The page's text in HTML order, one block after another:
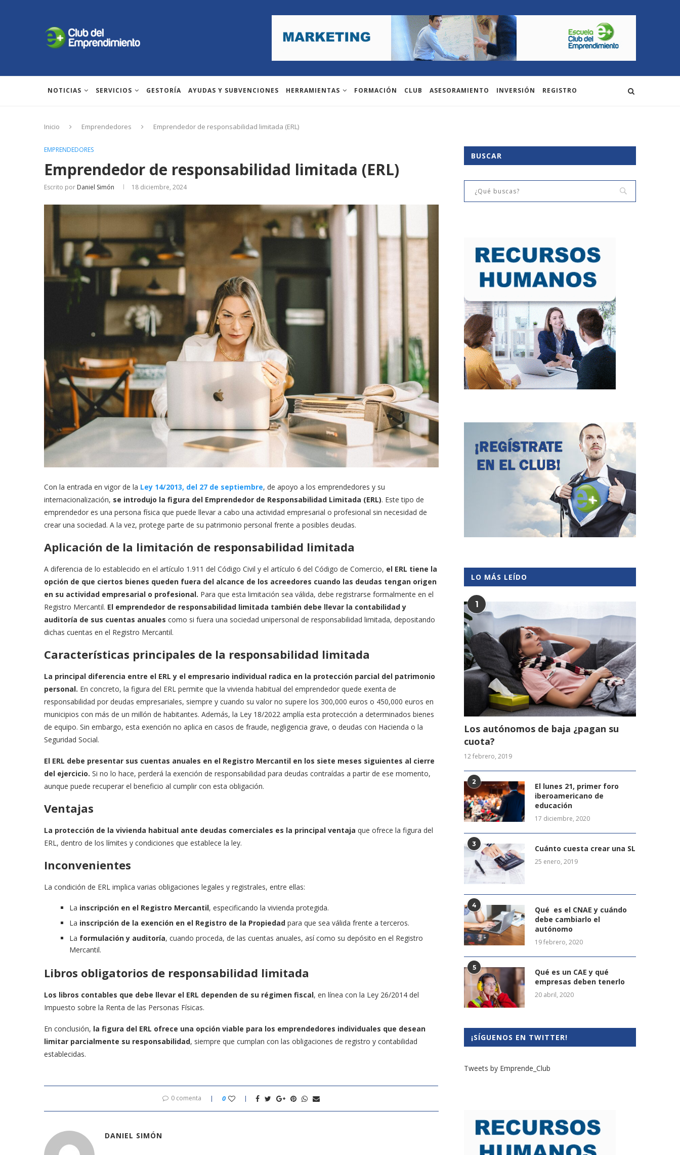
NOTICIAS SERVICIOS GESTORÍA AYUDAS Y SUBVENCIONES HERRAMIENTAS FORMACIÓN CLUB ASESORAMIENTO INVERSIÓN REGISTRO
Inicio Emprendedores Emprendedor de responsabilidad limitada (ERL)
EMPRENDEDORES
Emprendedor de responsabilidad limitada (ERL)
Escrito por Daniel Simón 18 diciembre, 2024
Con la entrada en vigor de la Ley 14/2013, del 27 de septiembre, de apoyo a los emprendedores y su
internacionalización, se introdujo la figura del Emprendedor de Responsabilidad Limitada (ERL). Este tipo de
emprendedor es una persona física que puede llevar a cabo una actividad empresarial o profesional sin necesidad de
crear una sociedad. A la vez, protege parte de su patrimonio personal frente a posibles deudas.
Aplicación de la limitación de responsabilidad limitada
A diferencia de lo establecido en el artículo 1.911 del Código Civil y el artículo 6 del Código de Comercio, el ERL tiene la
opción de que ciertos bienes queden fuera del alcance de los acreedores cuando las deudas tengan origen
en su actividad empresarial o profesional. Para que esta limitación sea válida, debe registrarse formalmente en el
Registro Mercantil. El emprendedor de responsabilidad limitada también debe llevar la contabilidad y
auditoría de sus cuentas anuales como si fuera una sociedad unipersonal de responsabilidad limitada, depositando
dichas cuentas en el Registro Mercantil.
Características principales de la responsabilidad limitada
La principal diferencia entre el ERL y el empresario individual radica en la protección parcial del patrimonio
personal. En concreto, la figura del ERL permite que la vivienda habitual del emprendedor quede exenta de
responsabilidad por deudas empresariales, siempre y cuando su valor no supere los 300,000 euros o 450,000 euros en
municipios con más de un millón de habitantes. Además, la Ley 18/2022 amplía esta protección a determinados bienes
de equipo. Sin embargo, esta exención no aplica en casos de fraude, negligencia grave, o deudas con Hacienda o la
Seguridad Social.
El ERL debe presentar sus cuentas anuales en el Registro Mercantil en los siete meses siguientes al cierre
del ejercicio. Si no lo hace, perderá la exención de responsabilidad para deudas contraídas a partir de ese momento,
aunque puede recuperar el beneficio al cumplir con esta obligación.
Ventajas
La protección de la vivienda habitual ante deudas comerciales es la principal ventaja que ofrece la figura del
ERL, dentro de los límites y condiciones que establece la ley.
Inconvenientes
La condición de ERL implica varias obligaciones legales y registrales, entre ellas:
La inscripción en el Registro Mercantil, especificando la vivienda protegida.
La inscripción de la exención en el Registro de la Propiedad para que sea válida frente a terceros.
La formulación y auditoría, cuando proceda, de las cuentas anuales, así como su depósito en el Registro
Mercantil.
Libros obligatorios de responsabilidad limitada
Los libros contables que debe llevar el ERL dependen de su régimen fiscal, en línea con la Ley 26/2014 del
Impuesto sobre la Renta de las Personas Físicas.
En conclusión, la figura del ERL ofrece una opción viable para los emprendedores individuales que desean
limitar parcialmente su responsabilidad, siempre que cumplan con las obligaciones de registro y contabilidad
establecidas.
0 comenta 0
DANIEL SIMÓN
BUSCAR
LO MÁS LEÍDO
1
Los autónomos de baja ¿pagan su
cuota?
12 febrero, 2019
2
El lunes 21, primer foro
iberoamericano de
educación
17 diciembre, 2020
3 Cuánto cuesta crear una SL
25 enero, 2019
4
Qué es el CNAE y cuándo
debe cambiarlo el
autónomo
19 febrero, 2020
5
Qué es un CAE y qué
empresas deben tenerlo
20 abril, 2020
¡SÍGUENOS EN TWITTER!
Tweets by Emprende_Club